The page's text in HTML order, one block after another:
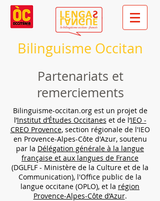
Bilinguisme Occitan
Partenariats et
remerciements
Bilinguisme-occitan.orgest un projet de
l’Institut d’Études Occitanes et de l’IEO -
CREO Provence, section régionale de l'IEO
en Provence-Alpes-Côte d'Azur, soutenu
par la Délégation générale à la langue
française et aux langues de France
(DGLFLF - Ministère de la Culture et de la
Communication), l'Office public de la
langue occitane (OPLO), et la région
Provence-Alpes-Côte d’Azur.